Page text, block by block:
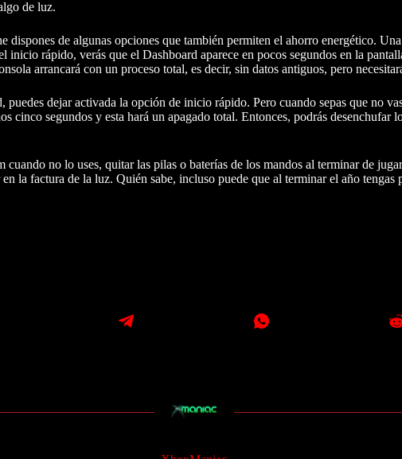
de luz.
de algunas opciones que también permiten el ahorro energético.
inicio rápido, verás que el Dashboard aparece en pocos segundos en la
arrancará con un proceso total, es decir, sin datos antiguos, pero
puedes dejar activada la opción de inicio rápido. Pero cuando sepas que no
cinco segundos y esta hará un apagado total. Entonces, podrás desenchufar
cuando no lo uses, quitar las pilas o baterías de los mandos al terminar de
la factura de la luz. Quién sabe, incluso puede que al terminar el año tengas